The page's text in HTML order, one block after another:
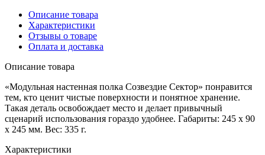
Описание товара
Характеристики
Отзывы о товаре
Оплата и доставка
Описание товара
«Модульная настенная полка Созвездие Сектор» понравится
тем, кто ценит чистые поверхности и понятное хранение.
Такая деталь освобождает место и делает привычный
сценарий использования гораздо удобнее. Габариты: 245 x 90
x 245 мм. Вес: 335 г.
Характеристики